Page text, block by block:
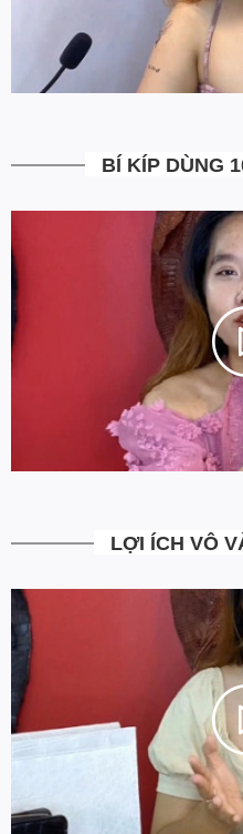
Bạn được quyền kiểm tra sản
hàng không ưng ý. Ngoài ra
trong vòng 7 ngày kể từ ngày
5. Miễn Phí Giao Hàng
tận nhà miễn phí. Giá bạn thấy
từ 0đ.
6. Vì sao cam kết Giá Tốt
Chúng tôi chọn cách tối ưu chi
trung gian, không cửa hàng để
xuất từ xưởng đóng gói và vận
dụng). Tập trung vào cải thiện
dịch vụ chăm sóc khách hàng.
BÍ KÍP DÙNG
LỢI ÍCH VÔ